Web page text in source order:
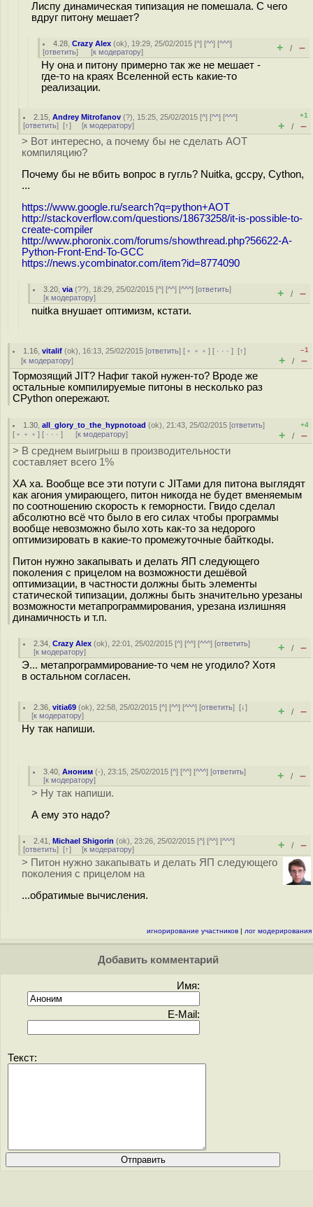
Лиспу динамическая типизация не помешала. С чего
вдруг питону мешает?
4.28 ,Crazy Alex (ok), 19:29, 25/02/2015 [^] [^^] [^^^]
[ответить] [к модератору] + / –
Ну она и питону примерно так же не мешает -
где-то на краях Вселенной есть какие-то
реализации.
2.15 ,Andrey Mitrofanov (?), 15:25, 25/02/2015 [^] [^^] [^^^]
[ответить] [↑] [к модератору]
+1
+ / –
> Вот интересно, а почему бы не сделать AOT
компиляцию?
Почему бы не вбить вопрос в гугль? Nuitka, gccpy, Cython,
...
https://www.google.ru/search?q=python+AOT
http://stackoverflow.com/questions/18673258/it-is-possible-to-
create-compiler
http://www.phoronix.com/forums/showthread.php?56622-A-
Python-Front-End-To-GCC
https://news.ycombinator.com/item?id=8774090
3.20 ,via (??), 18:29, 25/02/2015 [^] [^^] [^^^] [ответить]
[к модератору] + / –
nuitka внушает оптимизм, кстати.
1.16 ,vitalif (ok), 16:13, 25/02/2015 [ответить] [ ﹢﹢﹢] [ · · ·][↑]
[к модератору]
–1
+ / –
Тормозящий JIT? Нафиг такой нужен-то? Вроде же
остальные компилируемые питоны в несколько раз
CPython опережают.
1.30 ,all_glory_to_the_hypnotoad (ok), 21:43, 25/02/2015 [ответить]
[ ﹢﹢﹢ ] [ · · · ] [к модератору]
+4
+ / –
> В среднем выигрыш в производительности
составляет всего 1%
ХА ха. Вообще все эти потуги с JITами для питона выглядят
как агония умирающего, питон никогда не будет вменяемым
по соотношению скорость к геморности. Гвидо сделал
абсолютно всё что было в его силах чтобы программы
вообще невозможно было хоть как-то за недорого
оптимизировать в какие-то промежуточные байткоды.
Питон нужно закапывать и делать ЯП следующего
поколения с прицелом на возможности дешёвой
оптимизации, в частности должны быть элементы
статической типизации, должны быть значительно урезаны
возможности метапрограммирования, урезана излишняя
динамичность и т.п.
2.34 ,Crazy Alex (ok), 22:01, 25/02/2015 [^] [^^] [^^^] [ответить]
[к модератору] + / –
Э... метапрограммирование-то чем не угодило? Хотя
в остальном согласен.
2.36 ,vitia69 (ok), 22:58, 25/02/2015 [^] [^^] [^^^] [ответить][↓]
[к модератору] + / –
Ну так напиши.
3.40 ,Аноним (-), 23:15, 25/02/2015 [^] [^^] [^^^] [ответить]
[к модератору] + / –
> Ну так напиши.
А ему это надо?
2.41 ,Michael Shigorin (ok), 23:26, 25/02/2015 [^] [^^] [^^^]
[ответить] [↑] [к модератору] + / –
> Питон нужно закапывать и делать ЯП следующего
поколения с прицелом на
...обратимые вычисления.
игнорирование участников | лог модерирования
Добавить комментарий
Имя:
E-Mail:
Текст: